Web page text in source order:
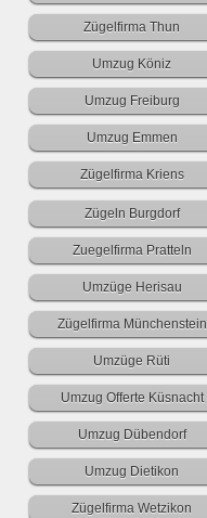
Zügelfirma Thun
Umzug Köniz
Umzug Freiburg
Umzug Emmen
Zügelfirma Kriens
Zügeln Burgdorf
Zuegelfirma Pratteln
Umzüge Herisau
Zügelfirma Münchenstein
Umzüge Rüti
Umzug Offerte Küsnacht
Umzug Dübendorf
Umzug Dietikon
Zügelfirma Wetzikon